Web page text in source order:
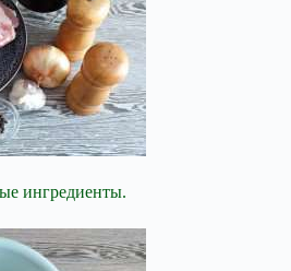
ингредиенты.